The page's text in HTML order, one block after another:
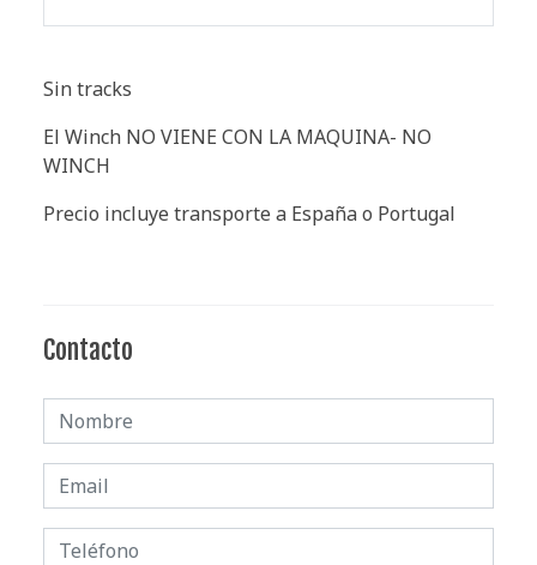
Sin tracks
El Winch NO VIENE CON LA MAQUINA- NO
WINCH
Precio incluye transporte a España o Portugal
Contacto